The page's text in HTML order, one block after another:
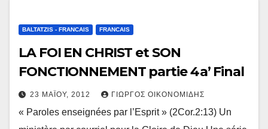
BALTATZIS - FRANCAIS FRANCAIS
LA FOI EN CHRIST et SON
FONCTIONNEMENT partie 4a’ Final
23 ΜΑΪ́ΟΥ, 2012 ΓΙΏΡΓΟΣ ΟΙΚΟΝΟΜΊΔΗΣ
« Paroles enseignées par l’Esprit » (2Cor.2:13) Un